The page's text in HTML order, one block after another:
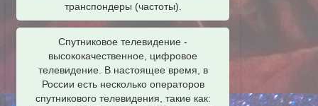
транспондеры (частоты).
Спутниковое телевидение -
высококачественное, цифровое
телевидение. В настоящее время, в
России есть несколько операторов
спутникового телевидения, такие как: